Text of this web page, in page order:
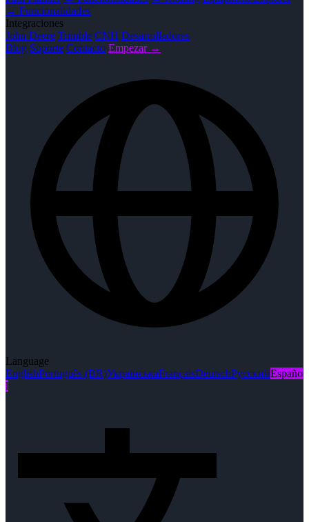
→ Funcionalidades
Integraciones
John Deere Trimble CNH Desarrolladores
Blog Soporte Contacto Empezar →
Language
EnglishPortuguês (BR)УкраїнськаFrançaisDeutschРусскийEspaño
l